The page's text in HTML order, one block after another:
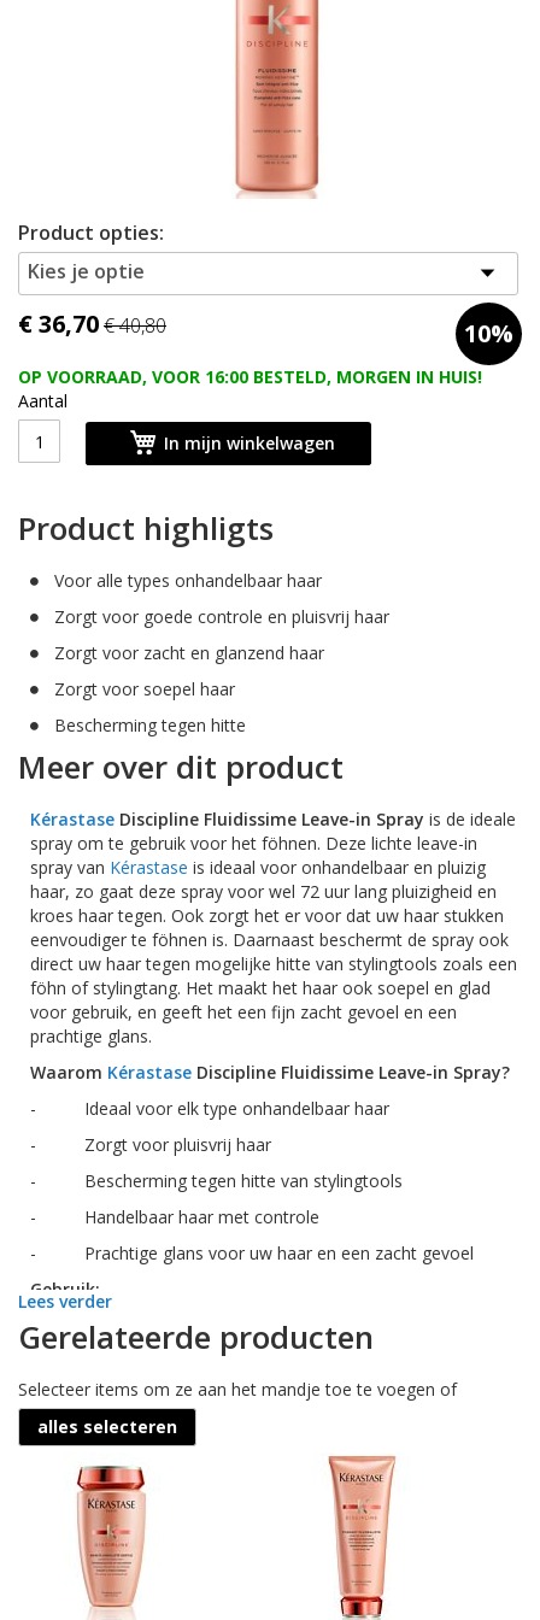
Product opties:
Kies je optie
€ 36,70€ 40,80 10%
OP VOORRAAD, VOOR 16:00 BESTELD, MORGEN IN HUIS!
Aantal
In mijn winkelwagen
Ga
naar
het
begin
van
afbeeldingen-
gallerij
Product highligts
Voor alle types onhandelbaar haar
Zorgt voor goede controle en pluisvrij haar
Zorgt voor zacht en glanzend haar
Zorgt voor soepel haar
Bescherming tegen hitte
Meer over dit product
Kérastase Discipline Fluidissime Leave-in Spray is de ideale
spray om te gebruik voor het föhnen. Deze lichte leave-in
spray van Kérastase is ideaal voor onhandelbaar en pluizig
haar, zo gaat deze spray voor wel 72 uur lang pluizigheid en
kroes haar tegen. Ook zorgt het er voor dat uw haar stukken
eenvoudiger te föhnen is. Daarnaast beschermt de spray ook
direct uw haar tegen mogelijke hitte van stylingtools zoals een
föhn of stylingtang. Het maakt het haar ook soepel en glad
voor gebruik, en geeft het een fijn zacht gevoel en een
prachtige glans.
Waarom Kérastase Discipline Fluidissime Leave-in Spray?
- Ideaal voor elk type onhandelbaar haar
- Zorgt voor pluisvrij haar
- Bescherming tegen hitte van stylingtools
- Handelbaar haar met controle
- Prachtige glans voor uw haar en een zacht gevoel
Gebruik:
De
Kérastase
Discipline Fluidissime Leave-in Spray brengt u
gelijkmatig over uw haar aan op handdoek droog haar. Na het
droog het anders met een föhn wat nu prima kan door de
bescherming die de Fluidissime biedt.
Advies: Gebruik de Fluidissime Leave-in Spray in combinatie
met andere producten zoals
conditionersof shampoos uit de
Discipline lijn van Kérastase voor het beste resultaat.
Na gebruik:
De Kérastase Discipline Fluidissime Leave-in Spray zorgt dat
uw haar makkelijker handelbaar wordt en pluisvrij blijft. En ook
Lees verder
Gerelateerde producten
Selecteer items om ze aan het mandje toe te voegen of
alles selecteren